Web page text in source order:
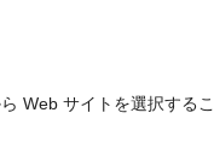
Web サイトを選択する